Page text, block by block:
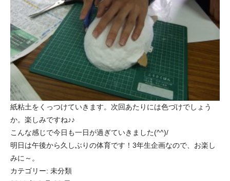
紙粘土をくっつけていきます。次回あたりには色づけでしょう
か。楽しみですね♪♪
こんな感じで今日も一日が過ぎていきました(^^)/
明日は午後から久しぶりの体育です！3年生企画なので、お楽し
みに～。
カテゴリー: 未分類